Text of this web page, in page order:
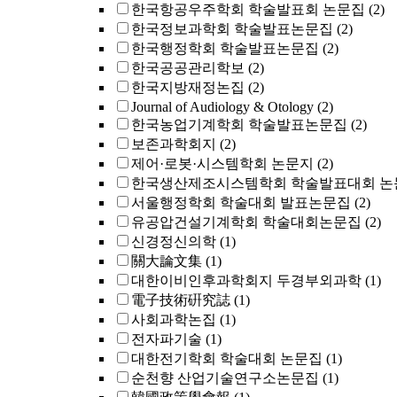
한국항공우주학회 학술발표회 논문집 (2)
한국정보과학회 학술발표논문집 (2)
한국행정학회 학술발표논문집 (2)
한국공공관리학보 (2)
한국지방재정논집 (2)
Journal of Audiology & Otology (2)
한국농업기계학회 학술발표논문집 (2)
보존과학회지 (2)
제어·로봇·시스템학회 논문지 (2)
한국생산제조시스템학회 학술발표대회 논
서울행정학회 학술대회 발표논문집 (2)
유공압건설기계학회 학술대회논문집 (2)
신경정신의학 (1)
關大論文集 (1)
대한이비인후과학회지 두경부외과학 (1)
電子技術硏究誌 (1)
사회과학논집 (1)
전자파기술 (1)
대한전기학회 학술대회 논문집 (1)
순천향 산업기술연구소논문집 (1)